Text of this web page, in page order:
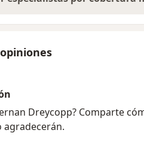
Dreycopp? Comparte
agradecerán.